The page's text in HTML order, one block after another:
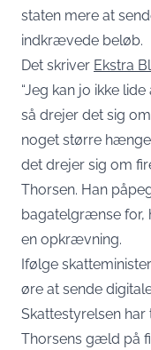
staten mere at
indkrævede beløb.
Det skriver Ekstra
“Jeg kan jo ikke
så drejer det sig
noget større
det drejer sig om
Thorsen. Han
bagatelgrænse for,
en opkrævning.
Ifølge
øre at sende
Skattestyrelsen
Thorsens gæld på